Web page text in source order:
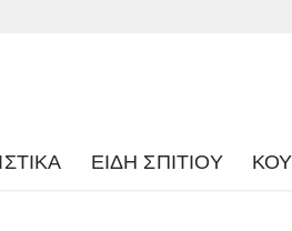
ΕΊΔΗ ΣΠΙΤΙΟΎ